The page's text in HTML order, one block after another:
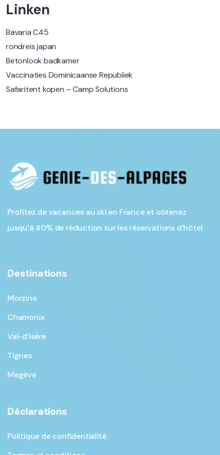
Linken
Bavaria C45
rondreis japan
Betonlook badkamer
Vaccinaties Dominicaanse Republiek
Safaritent kopen – Camp Solutions
Profitez de vacances au ski en France et obtenez
jusqu’à 40% de réduction sur les réservations d’hôtel
Destinations
Morzine
Chamonix
Val-d’Isère
Tignes
Megève
Déclarations
Politique de confidentialité